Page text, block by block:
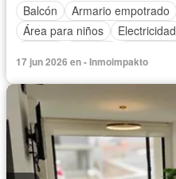
Balcón
Armario empotrado
Área para niños
Electricidad
17 jun 2026 en - Inmoimpakto